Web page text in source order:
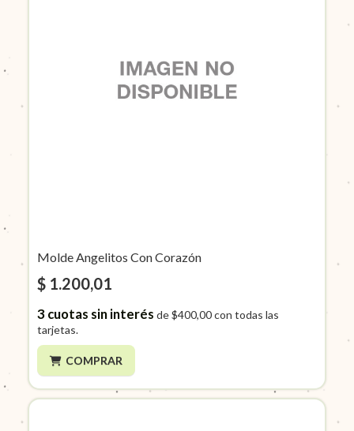
Molde Angelitos Con Corazón
$ 1.200,01
3cuotas sin interés de$400,00con todas las
tarjetas.
COMPRAR